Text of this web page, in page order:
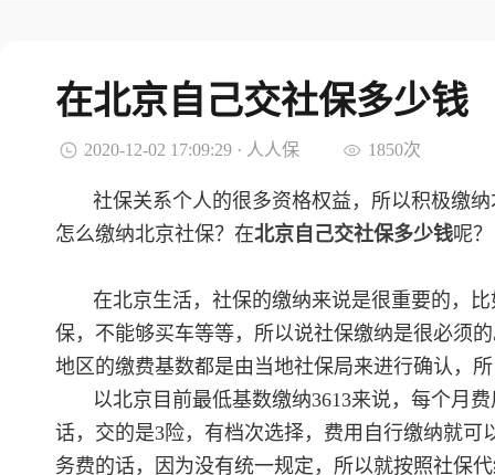
在北京自己交社保多少钱
2020-12-02 17:09:29 · 人人保 1850次
社保关系个人的很多资格权益，所以积极缴
怎么缴纳北京社保？在北京自己交社保多少钱呢？
在北京生活，社保的缴纳来说是很重要的，
保，不能够买车等等，所以说社保缴纳是很必须
地区的缴费基数都是由当地社保局来进行确认，
以北京目前最低基数缴纳3613来说，每个月
话，交的是3险，有档次选择，费用自行缴纳就
务费的话，因为没有统一规定，所以就按照社保